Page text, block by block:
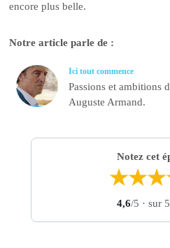
encore plus belle.
Notre article parle de :
Ici tout commence
Passions et ambitions
Auguste Armand.
Notez cet
★★★
4,6/5 · sur